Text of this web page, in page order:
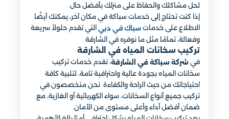
لحل مشاكلك والحفاظ على منزلك بأفضل حال.
إذا كنت تحتاج إلى خدمات سباكة في مكان آخر، يمكنك أيضًا
الاطلاع على خدمات سباك في دبي التي تقدم حلولاً سريعة
وفعالة، تمامًا مثل ما نوفره في الشارقة.
تركيب سخانات المياه في الشارقة
في شركة سباكة في الشارقة، نقدم خدمات تركيب
سخانات المياه بجودة عالية واحترافية تامة، لتلبية كافة
احتياجاتك من حيث الراحة والكفاءة. نحن متخصصون في
تركيب جميع أنواع السخانات، سواء الكهربائية أو الغازية، مع
ضمان أفضل أداء وأعلى مستوى من الأمان.